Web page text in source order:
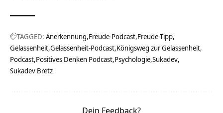
TAGGED: Anerkennung Freude-Podcast Freude-Tipp
Gelassenheit Gelassenheit-Podcast Königsweg zur Gelassenheit
Podcast Positives Denken Podcast Psychologie Sukadev
Sukadev Bretz
Dein Feedback?